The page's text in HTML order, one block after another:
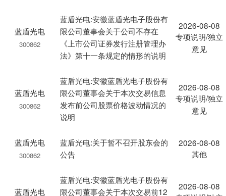
蓝盾光电
300862
蓝盾光电:安徽蓝盾光电子股份有
限公司董事会关于公司不存在
《上市公司证券发行注册管理办
法》第十一条规定的情形的说明
2026-08-08
专项说明/独立
意见
蓝盾光电
300862
蓝盾光电:安徽蓝盾光电子股份有
限公司董事会关于本次交易信息
发布前公司股票价格波动情况的
说明
2026-08-08
专项说明/独立
意见
蓝盾光电
300862
蓝盾光电:关于暂不召开股东会的
公告
2026-08-08
其他
蓝盾光电
蓝盾光电:安徽蓝盾光电子股份有
限公司董事会关于本次交易前12
2026-08-08